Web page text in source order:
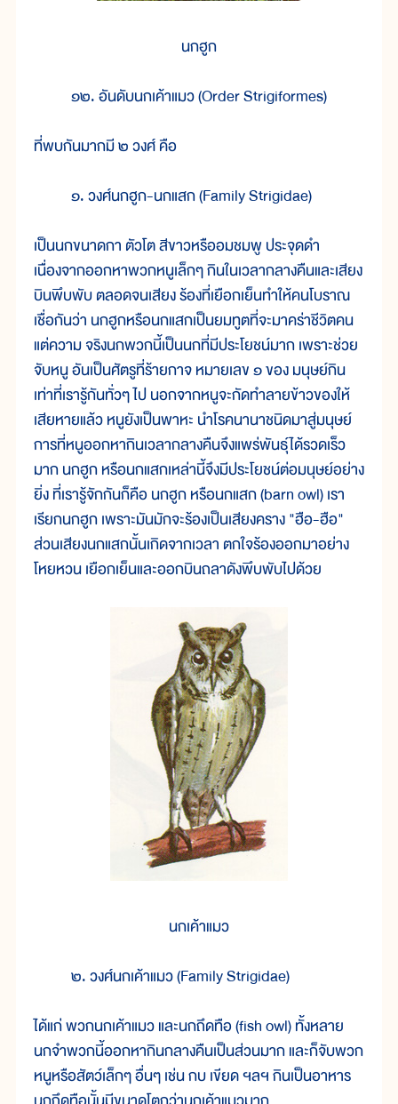
นกฮูก
๑๒. อันดับนกเค้าแมว (Order Strigiformes)
ที่พบกันมากมี ๒ วงศ์ คือ
๑. วงศ์นกฮูก-นกแสก (Family Strigidae)
เป็นนกขนาดกา ตัวโต สีขาวหรืออมชมพู ประจุดดำ
เนื่องจากออกหาพวกหนูเล็กๆ กินในเวลากลางคืนและเสียง
บินพึบพับ ตลอดจนเสียง ร้องที่เยือกเย็นทำให้คนโบราณ
เชื่อกันว่า นกฮูกหรือนกแสกเป็นยมทูตที่จะมาคร่าชีวิตคน
แต่ความ จริงนกพวกนี้เป็นนกที่มีประโยชน์มาก เพราะช่วย
จับหนู อันเป็นศัตรูที่ร้ายกาจ หมายเลข ๑ ของ มนุษย์กิน
เท่าที่เรารู้กันทั่วๆ ไป นอกจากหนูจะกัดทำลายข้าวของให้
เสียหายแล้ว หนูยังเป็นพาหะ นำโรคนานาชนิดมาสู่มนุษย์
การที่หนูออกหากินเวลากลางคืนจึงแพร่พันธุ์ได้รวดเร็ว
มาก นกฮูก หรือนกแสกเหล่านี้จึงมีประโยชน์ต่อมนุษย์อย่าง
ยิ่ง ที่เรารู้จักกันก็คือ นกฮูก หรือนกแสก (barn owl) เรา
เรียกนกฮูก เพราะมันมักจะร้องเป็นเสียงคราง "ฮือ-ฮือ"
ส่วนเสียงนกแสกนั้นเกิดจากเวลา ตกใจร้องออกมาอย่าง
โหยหวน เยือกเย็นและออกบินถลาดังพึบพับไปด้วย
นกเค้าแมว
๒. วงศ์นกเค้าแมว (Family Strigidae)
ได้แก่ พวกนกเค้าแมว และนกถึดทือ (fish owl) ทั้งหลาย
นกจำพวกนี้ออกหากินกลางคืนเป็นส่วนมาก และก็จับพวก
หนูหรือสัตว์เล็กๆ อื่นๆ เช่น กบ เขียด ฯลฯ กินเป็นอาหาร